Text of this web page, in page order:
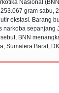
Nasional
gram sabu,
ekstasi. Barang
narkoba sepanjang
BNN
Sumatera Barat,